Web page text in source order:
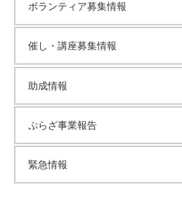
ボランティア募集情報
催し・講座募集情報
助成情報
ぷらざ事業報告
緊急情報